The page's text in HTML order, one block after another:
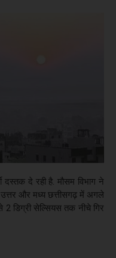
दस्तक दे रही है. मौसम विभाग ने
और मध्य छत्तीसगढ़ में अगले
2 डिग्री सेल्सियस तक नीचे गिर